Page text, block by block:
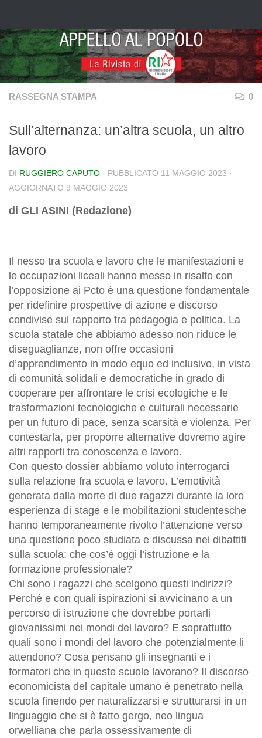
RASSEGNA STAMPA 0
Sull’alternanza: un’altra scuola, un altro
lavoro
DI RUGGIERO CAPUTO · PUBBLICATO 11 MAGGIO 2023 ·
AGGIORNATO 9 MAGGIO 2023
di GLI ASINI (Redazione)
Il nesso tra scuola e lavoro che le manifestazioni e
le occupazioni liceali hanno messo in risalto con
l’opposizione ai Pcto è una questione fondamentale
per ridefinire prospettive di azione e discorso
condivise sul rapporto tra pedagogia e politica. La
scuola statale che abbiamo adesso non riduce le
diseguaglianze, non offre occasioni
d’apprendimento in modo equo ed inclusivo, in vista
di comunità solidali e democratiche in grado di
cooperare per affrontare le crisi ecologiche e le
trasformazioni tecnologiche e culturali necessarie
per un futuro di pace, senza scarsità e violenza. Per
contestarla, per proporre alternative dovremo agire
altri rapporti tra conoscenza e lavoro.
Con questo dossier abbiamo voluto interrogarci
sulla relazione fra scuola e lavoro. L’emotività
generata dalla morte di due ragazzi durante la loro
esperienza di stage e le mobilitazioni studentesche
hanno temporaneamente rivolto l’attenzione verso
una questione poco studiata e discussa nei dibattiti
sulla scuola: che cos’è oggi l’istruzione e la
formazione professionale?
Chi sono i ragazzi che scelgono questi indirizzi?
Perché e con quali ispirazioni si avvicinano a un
percorso di istruzione che dovrebbe portarli
giovanissimi nei mondi del lavoro? E soprattutto
quali sono i mondi del lavoro che potenzialmente li
attendono? Cosa pensano gli insegnanti e i
formatori che in queste scuole lavorano? Il discorso
economicista del capitale umano è penetrato nella
scuola finendo per naturalizzarsi e strutturarsi in un
linguaggio che si è fatto gergo, neo lingua
orwelliana che parla ossessivamente di